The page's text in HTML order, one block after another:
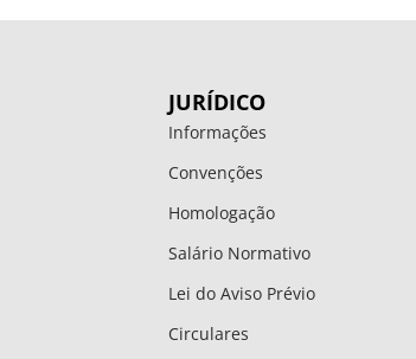
JURÍDICO
Informações
Convenções
Homologação
Salário Normativo
Lei do Aviso Prévio
Circulares